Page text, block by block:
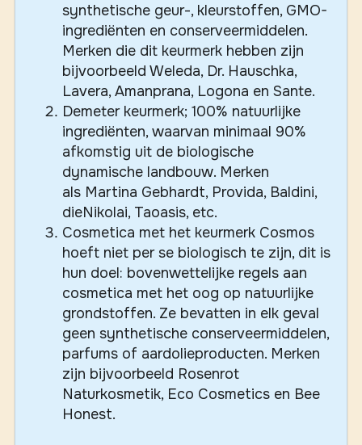
synthetische geur-, kleurstoffen, GMO-
ingrediënten en conserveermiddelen.
Merken die dit keurmerk hebben zijn
bijvoorbeeld Weleda, Dr. Hauschka,
Lavera, Amanprana, Logona en Sante.
Demeter keurmerk; 100% natuurlijke
ingrediënten, waarvan minimaal 90%
afkomstig uit de biologische
dynamische landbouw. Merken
als Martina Gebhardt, Provida, Baldini,
dieNikolai, Taoasis, etc.
Cosmetica met het keurmerk Cosmos
hoeft niet per se biologisch te zijn, dit is
hun doel: bovenwettelijke regels aan
cosmetica met het oog op natuurlijke
grondstoffen. Ze bevatten in elk geval
geen synthetische conserveermiddelen,
parfums of aardolieproducten. Merken
zijn bijvoorbeeld Rosenrot
Naturkosmetik, Eco Cosmetics en Bee
Honest.